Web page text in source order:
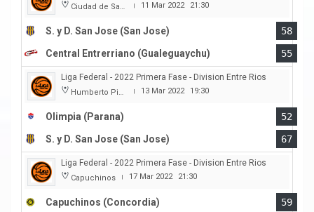
Ciudad de San Jose | 11 Mar 2022 21:30
S. y D. San Jose (San Jose)
58
Central Entrerriano (Gualeguaychu)
55
Liga Federal - 2022 Primera Fase - Division Entre Rios
Humberto Pietranera | 13 Mar 2022 19:30
Olimpia (Parana)
52
S. y D. San Jose (San Jose)
67
Liga Federal - 2022 Primera Fase - Division Entre Rios
Capuchinos | 17 Mar 2022 21:30
Capuchinos (Concordia)
59